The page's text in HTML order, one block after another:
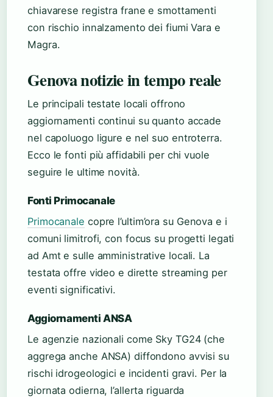
chiavarese registra frane e smottamenti
con rischio innalzamento dei fiumi Vara e
Magra.
Genova notizie in tempo reale
Le principali testate locali offrono
aggiornamenti continui su quanto accade
nel capoluogo ligure e nel suo entroterra.
Ecco le fonti più affidabili per chi vuole
seguire le ultime novità.
Fonti Primocanale
Primocanale copre l’ultim’ora su Genova e i
comuni limitrofi, con focus su progetti legati
ad Amt e sulle amministrative locali. La
testata offre video e dirette streaming per
eventi significativi.
Aggiornamenti ANSA
Le agenzie nazionali come Sky TG24 (che
aggrega anche ANSA) diffondono avvisi su
rischi idrogeologici e incidenti gravi. Per la
giornata odierna, l’allerta riguarda